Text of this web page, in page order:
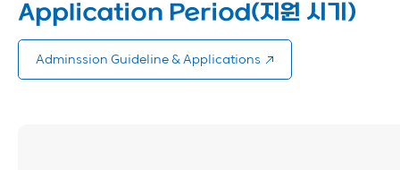
논문
게시판
Application Period(지원 시기)
Adminssion Guideline & Applications